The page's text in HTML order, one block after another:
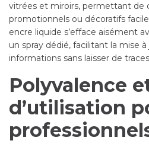
vitrées et miroirs, permettant de
promotionnels ou décoratifs
encre liquide s’efface aisément
un spray dédié, facilitant la mise
informations sans laisser de
Polyvalence
d’utilisation